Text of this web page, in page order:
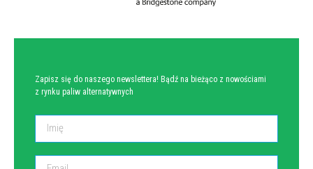
Zapisz się do naszego newslettera! Bądź na bieżąco z nowościami
z rynku paliw alternatywnych